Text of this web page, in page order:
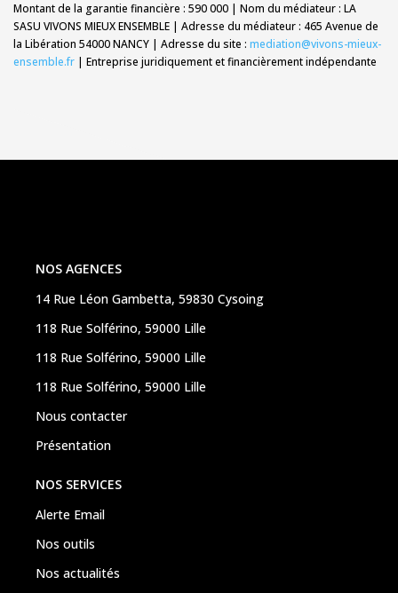
Montant de la garantie financière : 590 000 | Nom du médiateur : LA
SASU VIVONS MIEUX ENSEMBLE | Adresse du médiateur : 465 Avenue de
la Libération 54000 NANCY | Adresse du site : mediation@vivons-mieux-
ensemble.fr | Entreprise juridiquement et financièrement indépendante
NOS AGENCES
14 Rue Léon Gambetta, 59830 Cysoing
118 Rue Solférino, 59000 Lille
118 Rue Solférino, 59000 Lille
118 Rue Solférino, 59000 Lille
Nous contacter
Présentation
NOS SERVICES
Alerte Email
Nos outils
Nos actualités